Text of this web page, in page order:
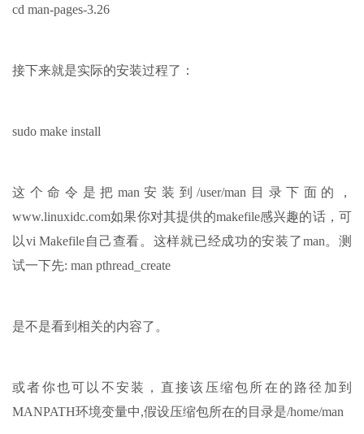
cd man-pages-3.26
接下来就是实际的安装过程了：
sudo make install
这个命令是把man安装到/user/man目录下面的，
www.linuxidc.com如果你对其提供的makefile感兴趣的话，可
以vi Makefile自己查看。这样就已经成功的安装了man。测
试一下先: man pthread_create
是不是看到相关的内容了。
或者你也可以不安装，直接该压缩包所在的路径加到
MANPATH环境变量中,假设压缩包所在的目录是/home/man